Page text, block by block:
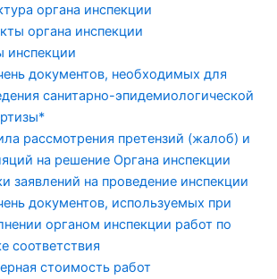
органа инспекции
органа инспекции
инспекции
документов, необходимых для
санитарно-эпидемиологической
рассмотрения претензий (жалоб) и
на решение Органа инспекции
заявлений на проведение инспекции
документов, используемых при
органом инспекции работ по
соответствия
стоимость работ